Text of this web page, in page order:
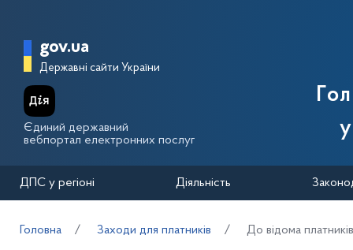
Головна сторінка Державної
gov.ua
Державні сайти України
Єдиний державний
вебпортал електронних послуг
ДПС у регіоні Діяльність
Головна Заходи для платників До відома